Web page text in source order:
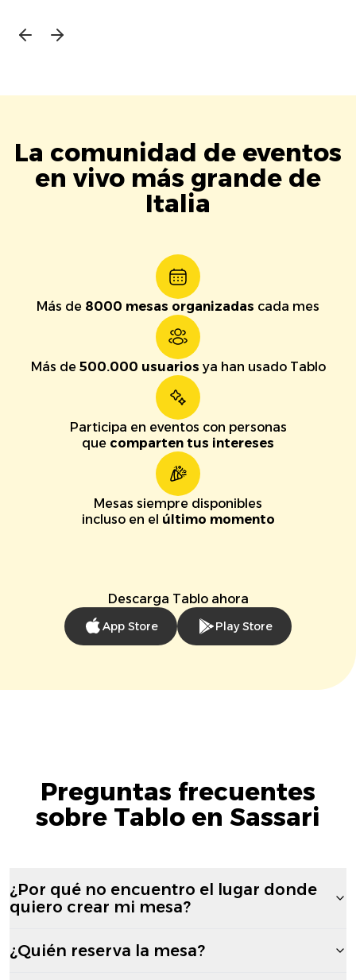
La comunidad de eventos
en vivo más grande de
Italia
Más de 8000 mesas organizadas cada mes
Más de 500.000 usuarios ya han usado Tablo
Participa en eventos con personas
que comparten tus intereses
Mesas siempre disponibles
incluso en el último momento
Descarga Tablo ahora
App Store Play Store
Preguntas frecuentes
sobre Tablo en Sassari
¿Por qué no encuentro el lugar donde
quiero crear mi mesa?
¿Quién reserva la mesa?